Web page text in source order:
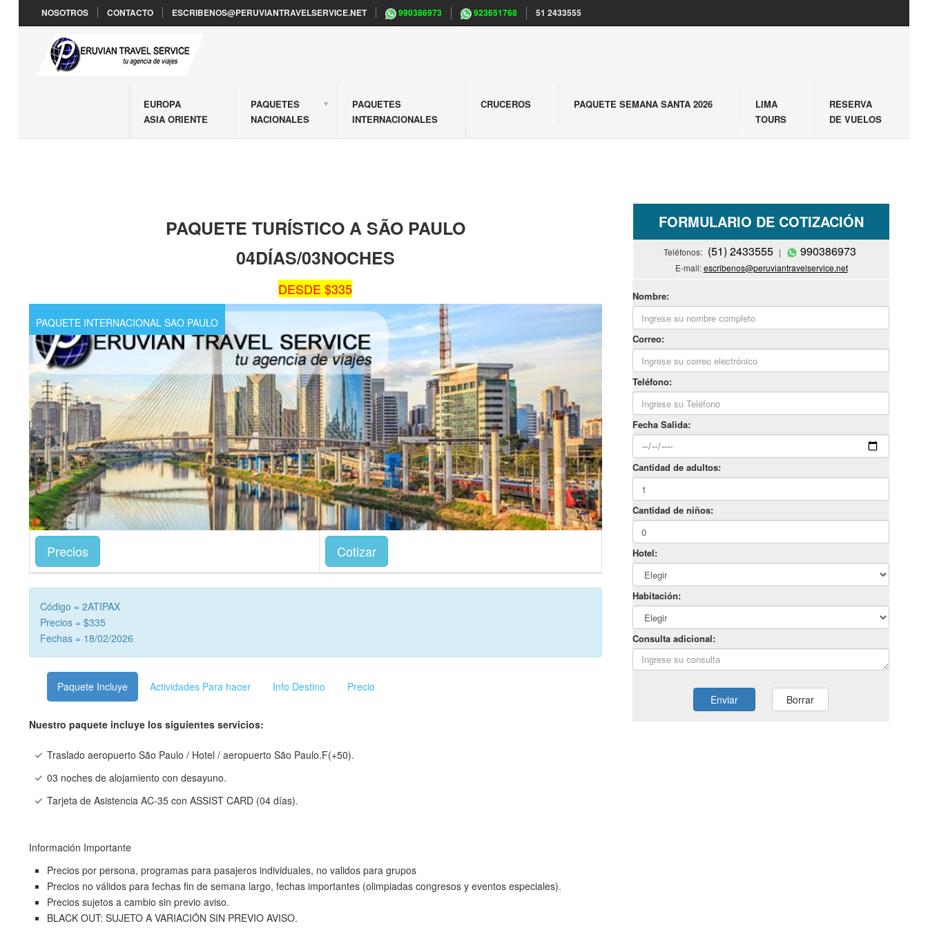
NOSOTROS CONTACTO ESCRIBENOS@PERUVIANTRAVELSERVICE.NET 990386973 923651768 51 2433555
EUROPA
ASIA ORIENTE
PAQUETES
NACIONALES
PAQUETES
INTERNACIONALES
CRUCEROS PAQUETE SEMANA SANTA 2026
LIMA
TOURS
RESERVA
DE VUELOS
PAQUETE TURÍSTICO A SÃO PAULO
04DÍAS/03NOCHES
DESDE $335
PAQUETE INTERNACIONAL SAO PAULO
Precios Cotizar
Código = 2ATIPAX
Precios = $335
Fechas = 18/02/2026
Paquete Incluye Actividades Para hacer Info Destino Precio
Nuestro paquete incluye los siguientes servicios:
Traslado aeropuerto São Paulo / Hotel / aeropuerto São Paulo.F(+50).
03 noches de alojamiento con desayuno.
Tarjeta de Asistencia AC-35 con ASSIST CARD (04 días).
Información Importante
Precios por persona, programas para pasajeros individuales, no validos para grupos
Precios no válidos para fechas fin de semana largo, fechas importantes (olimpiadas congresos y eventos especiales).
Precios sujetos a cambio sin previo aviso.
BLACK OUT: SUJETO A VARIACIÓN SIN PREVIO AVISO.
FORMULARIO DE COTIZACIÓN
Teléfonos: (51) 2433555 | 990386973
E-mail:escribenos@peruviantravelservice.net